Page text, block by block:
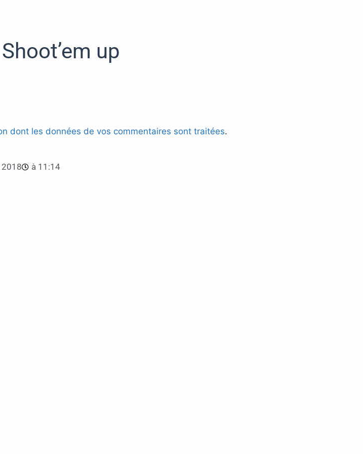
up
dont les données de vos commentaires sont traitées.
2018 à 11:14